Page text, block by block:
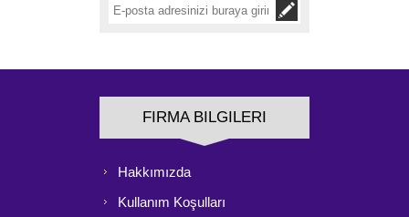
FIRMA BILGILERI
Hakkımızda
Kullanım Koşulları